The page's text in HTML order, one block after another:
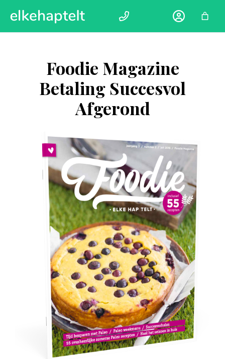
naar
de
Foodie Magazine
Betaling Succesvol
Afgerond